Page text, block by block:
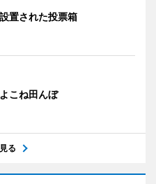
置された投票箱
こね田んぼ
る